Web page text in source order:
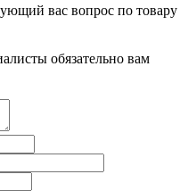
вас вопрос по товару
обязательно вам